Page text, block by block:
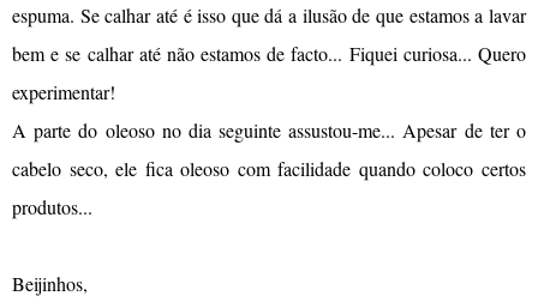
espuma. Se calhar até é isso que dá a ilusão de que estamos a lavar
bem e se calhar até não estamos de facto... Fiquei curiosa... Quero
experimentar!
A parte do oleoso no dia seguinte assustou-me... Apesar de ter o
cabelo seco, ele fica oleoso com facilidade quando coloco certos
produtos...
Beijinhos,